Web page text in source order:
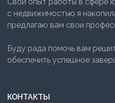
с недвижимостью я
предлагаю вам свои
Буду рада помочь вам
обеспечить успешное
КОНТАКТЫ